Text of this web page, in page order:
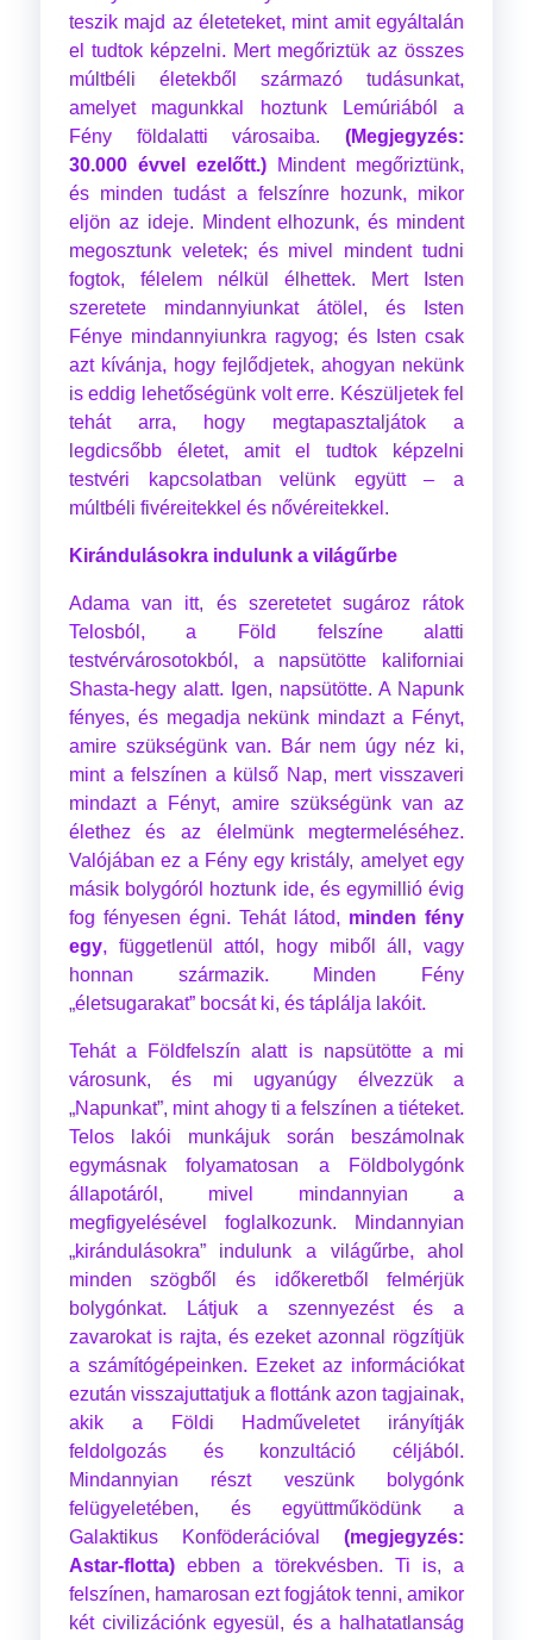
teszik majd az életeteket, mint amit egyáltalán
el tudtok képzelni. Mert megőriztük az összes
múltbéli életekből származó tudásunkat,
amelyet magunkkal hoztunk Lemúriából a
Fény földalatti városaiba.(Megjegyzés:
30.000 évvel ezelőtt.) Mindent megőriztünk,
és minden tudást a felszínre hozunk, mikor
eljön az ideje. Mindent elhozunk, és mindent
megosztunk veletek; és mivel mindent tudni
fogtok, félelem nélkül élhettek. Mert Isten
szeretete mindannyiunkat átölel, és Isten
Fénye mindannyiunkra ragyog; és Isten csak
azt kívánja, hogy fejlődjetek, ahogyan nekünk
is eddig lehetőségünk volt erre. Készüljetek fel
tehát arra, hogy megtapasztaljátok a
legdicsőbb életet, amit el tudtok képzelni
testvéri kapcsolatban velünk együtt – a
múltbéli fivéreitekkel és nővéreitekkel.
Kirándulásokra indulunk a világűrbe
Adama van itt, és szeretetet sugároz rátok
Telosból, a Föld felszíne alatti
testvérvárosotokból, a napsütötte kaliforniai
Shasta-hegy alatt. Igen, napsütötte. A Napunk
fényes, és megadja nekünk mindazt a Fényt,
amire szükségünk van. Bár nem úgy néz ki,
mint a felszínen a külső Nap, mert visszaveri
mindazt a Fényt, amire szükségünk van az
élethez és az élelmünk megtermeléséhez.
Valójában ez a Fény egy kristály, amelyet egy
másik bolygóról hoztunk ide, és egymillió évig
fog fényesen égni. Tehát látod, minden fény
egy, függetlenül attól, hogy miből áll, vagy
honnan származik. Minden Fény
„életsugarakat” bocsát ki, és táplálja lakóit.
Tehát a Földfelszín alatt is napsütötte a mi
városunk, és mi ugyanúgy élvezzük a
„Napunkat”, mint ahogy ti a felszínen a tiéteket.
Telos lakói munkájuk során beszámolnak
egymásnak folyamatosan a Földbolygónk
állapotáról, mivel mindannyian a
megfigyelésével foglalkozunk. Mindannyian
„kirándulásokra” indulunk a világűrbe, ahol
minden szögből és időkeretből felmérjük
bolygónkat. Látjuk a szennyezést és a
zavarokat is rajta, és ezeket azonnal rögzítjük
a számítógépeinken. Ezeket az információkat
ezután visszajuttatjuk a flottánk azon tagjainak,
akik a Földi Hadműveletet irányítják
feldolgozás és konzultáció céljából.
Mindannyian részt veszünk bolygónk
felügyeletében, és együttműködünk a
Galaktikus Konföderációval(megjegyzés:
Astar-flotta)ebben a törekvésben. Ti is, a
felszínen, hamarosan ezt fogjátok tenni, amikor
két civilizációnk egyesül, és a halhatatlanság